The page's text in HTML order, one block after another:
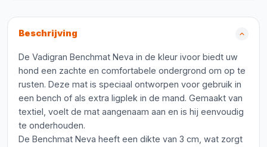
Beschrijving
De Vadigran Benchmat Neva in de kleur ivoor biedt uw
hond een zachte en comfortabele ondergrond om op te
rusten. Deze mat is speciaal ontworpen voor gebruik in
een bench of als extra ligplek in de mand. Gemaakt van
textiel, voelt de mat aangenaam aan en is hij eenvoudig
te onderhouden.
De Benchmat Neva heeft een dikte van 3 cm, wat zorgt